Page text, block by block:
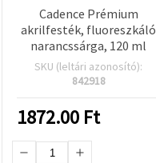
Cadence Prémium
akrilfesték, fluoreszkáló
narancssárga, 120 ml
SKU (leltári azonosító):
842918
1872.00 Ft